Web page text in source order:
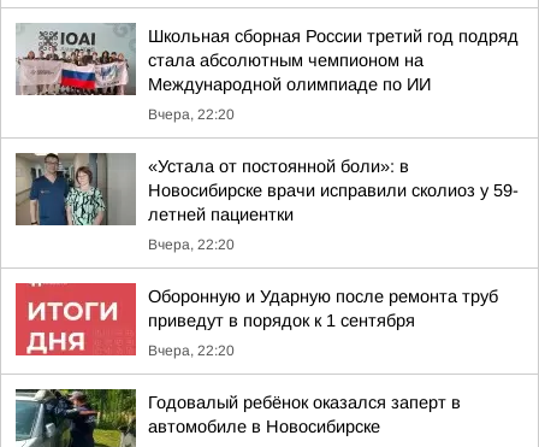
Школьная сборная России третий год подряд
стала абсолютным чемпионом на
Международной олимпиаде по ИИ
Вчера, 22:20
«Устала от постоянной боли»: в
Новосибирске врачи исправили сколиоз у 59-
летней пациентки
Вчера, 22:20
Оборонную и Ударную после ремонта труб
приведут в порядок к 1 сентября
Вчера, 22:20
Годовалый ребёнок оказался заперт в
автомобиле в Новосибирске